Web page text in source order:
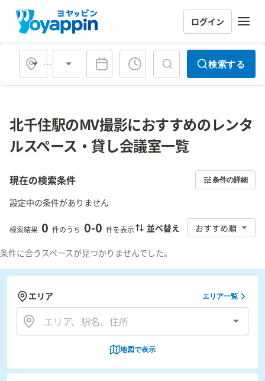
ログイン
会場タイプ 検索する
北千住駅のMV撮影におすすめのレンタ
ルスペース・貸し会議室一覧
現在の検索条件 条件の詳細
設定中の条件がありません
検索結果 0 件のうち 0-0 件を表示 並べ替え おすすめ順
条件に合うスペースが見つかりませんでした。
エリア エリア一覧
地図で表示